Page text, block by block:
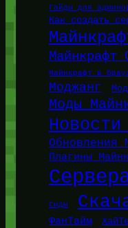
Гайды для
Как создать
Майнкрафт
Майнкрафт в
Моджанг
Моды
Обновления
Плагины
Сиды
ФанТайм